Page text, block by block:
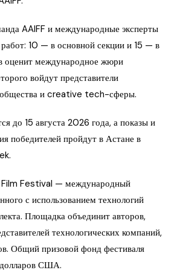
AAIFF и международные эксперты
10 — в основной секции и 15 — в
оценит международное жюри
войдут представители
и creative tech-сферы.
до 15 августа 2026 года, а показы и
победителей пройдут в Астане в
Festival — международный
с использованием технологий
Площадка объединит авторов,
технологических компаний,
Общий призовой фонд фестиваля
долларов США.